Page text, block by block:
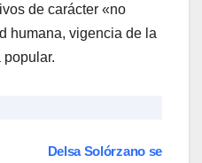
de carácter «no
humana, vigencia de la
Delsa Solórzano se